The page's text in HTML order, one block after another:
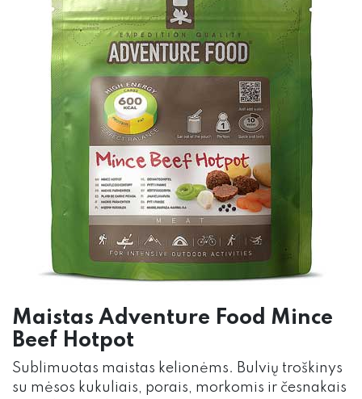
Maistas Adventure Food Mince
Beef Hotpot
Sublimuotas maistas kelionėms. Bulvių troškinys
su mėsos kukuliais, porais, morkomis ir česnakais